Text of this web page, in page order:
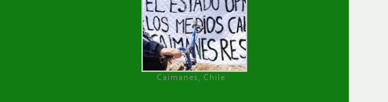
Caimanes, Chile